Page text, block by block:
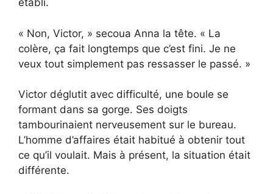
établi.
« Non, Victor, » secoua Anna la tête. « La
colère, ça fait longtemps que c’est fini. Je ne
veux tout simplement pas ressasser le passé. »
Victor déglutit avec difficulté, une boule se
formant dans sa gorge. Ses doigts
tambourinaient nerveusement sur le bureau.
L’homme d’affaires était habitué à obtenir tout
ce qu’il voulait. Mais à présent, la situation était
différente.